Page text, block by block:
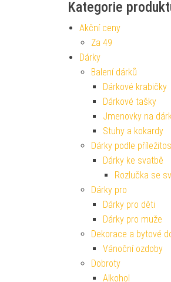
Kategorie
Akční ceny
Za 49
Dárky
Balení dárků
Dárkové krabičky
Dárkové tašky
Jmenovky na
Stuhy a kokardy
Dárky podle
Dárky ke svatbě
Rozlučka se
Dárky pro
Dárky pro děti
Dárky pro muže
Dekorace a bytové
Vánoční ozdoby
Dobroty
Alkohol